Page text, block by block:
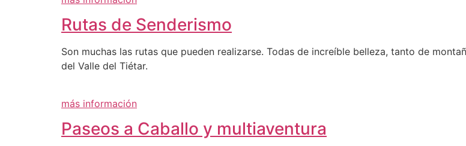
Rutas de Senderismo
Son muchas las rutas que pueden realizarse. Todas de increíble belleza, tanto de
del Valle del Tiétar.
más información
Paseos a Caballo y multiaventura